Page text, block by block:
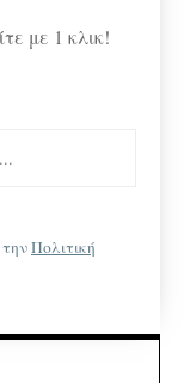
με 1 κλικ!
Πολιτική